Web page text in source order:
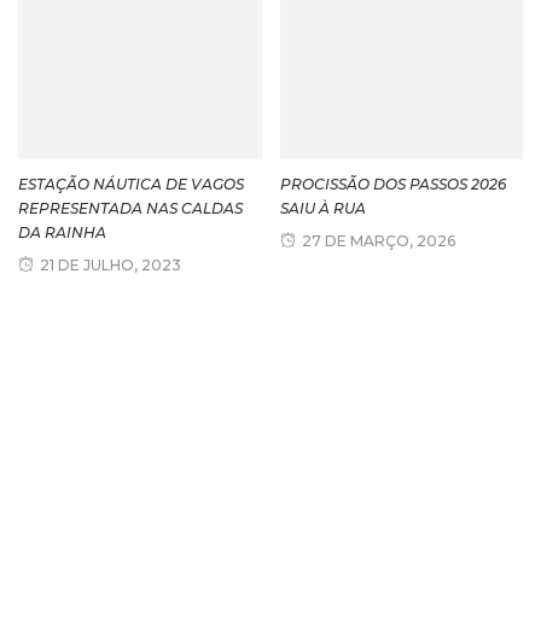
ESTAÇÃO NÁUTICA DE VAGOS
REPRESENTADA NAS CALDAS
DA RAINHA
21 DE JULHO, 2023
PROCISSÃO DOS PASSOS 2026
SAIU À RUA
27 DE MARÇO, 2026